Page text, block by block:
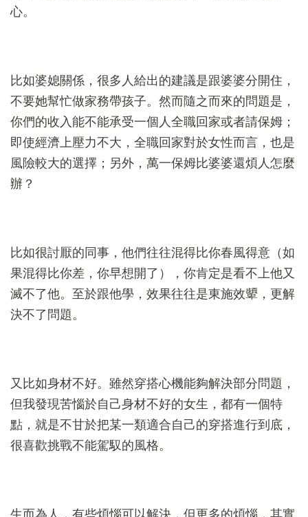
心。
比如婆媳關係，很多人給出的建議是跟婆婆分開住，
不要她幫忙做家務帶孩子。然而隨之而來的問題是，
你們的收入能不能承受一個人全職回家或者請保姆；
即使經濟上壓力不大，全職回家對於女性而言，也是
風險較大的選擇；另外，萬一保姆比婆婆還煩人怎麼
辦？
比如很討厭的同事，他們往往混得比你春風得意（如
果混得比你差，你早想開了），你肯定是看不上他又
滅不了他。至於跟他學，效果往往是東施效顰，更解
決不了問題。
又比如身材不好。雖然穿搭心機能夠解決部分問題，
但我發現苦惱於自己身材不好的女生，都有一個特
點，就是不甘於把某一類適合自己的穿搭進行到底，
很喜歡挑戰不能駕馭的風格。